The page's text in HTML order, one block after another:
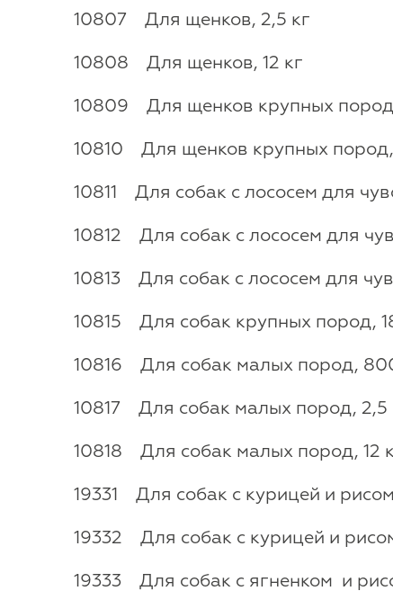
10807 Для щенков, 2,5 кг
10808 Для щенков, 12 кг
10809 Для щенков крупных пород,
10810 Для щенков крупных пород,
10811 Для собак с лососем для
10812 Для собак с лососем для
10813 Для собак с лососем для
10815 Для собак крупных пород,
10816 Для собак малых пород,
10817 Для собак малых пород, 2,5
10818 Для собак малых пород, 12
19331 Для собак с курицей и
19332 Для собак с курицей и
19333 Для собак с ягненком и